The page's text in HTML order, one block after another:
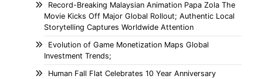
Record-Breaking Malaysian Animation Papa Zola The
Movie Kicks Off Major Global Rollout; Authentic Local
Storytelling Captures Worldwide Attention
Evolution of Game Monetization Maps Global
Investment Trends;
Human Fall Flat Celebrates 10 Year Anniversary